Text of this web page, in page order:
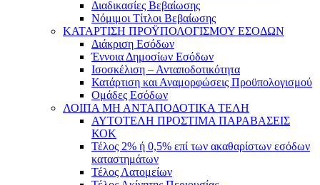
Διαδικασίες Βεβαίωσης
Νόμιμοι Τίτλοι Βεβαίωσης
ΚΑΤΑΡΤΙΣΗ ΠΡΟΫΠΟΛΟΓΙΣΜΟΥ ΕΣΟΔΩΝ
Διάκριση Εσόδων
Έννοια Δημοσίων Εσόδων
Ισοσκέλιση – Ανταποδοτικότητα
Κατάρτιση και Αναμορφώσεις Προϋπολογισμού
Ομάδες Εσόδων
ΛΟΙΠΑ ΜΗ ΑΝΤΑΠΟΔΟΤΙΚΑ ΤΕΛΗ
ΑΥΤΟΤΕΛΗ ΠΡΟΣΤΙΜΑ ΠΑΡΑΒΑΣΕΙΣ
ΚΟΚ
Τέλος 2% ή 0,5% επί των ακαθαρίστων εσόδων
καταστημάτων
Τέλος Λατομείων